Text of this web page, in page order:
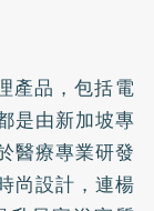
產品，包括電
是由新加坡專
醫療專業研發
尚設計，連楊